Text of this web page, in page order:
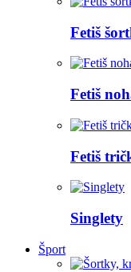
Fetiš
Fetiš
Fetiš
Singlety
Šport